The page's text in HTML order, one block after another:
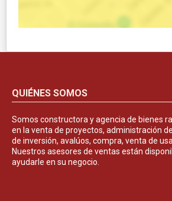
QUIÉNES SOMOS
Somos constructora y agencia de bienes
en la venta de proyectos, administración
de inversión, avalúos, compra, venta de
Nuestros asesores de ventas están
ayudarle en su negocio.